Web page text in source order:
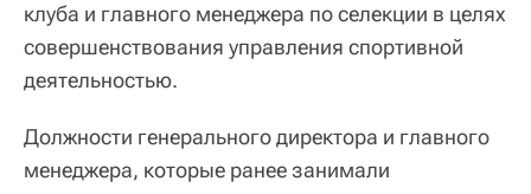
клуба и главного менеджера по селекции в целях
совершенствования управления спортивной
деятельностью.
Должности генерального директора и главного
менеджера, которые ранее занимали